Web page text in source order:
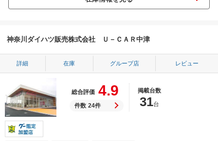
神奈川ダイハツ販売株式会社 Ｕ－ＣＡＲ中津
詳細 在庫 グループ店 レビュー
総合評価 4.9
件数 24件
掲載台数
31台